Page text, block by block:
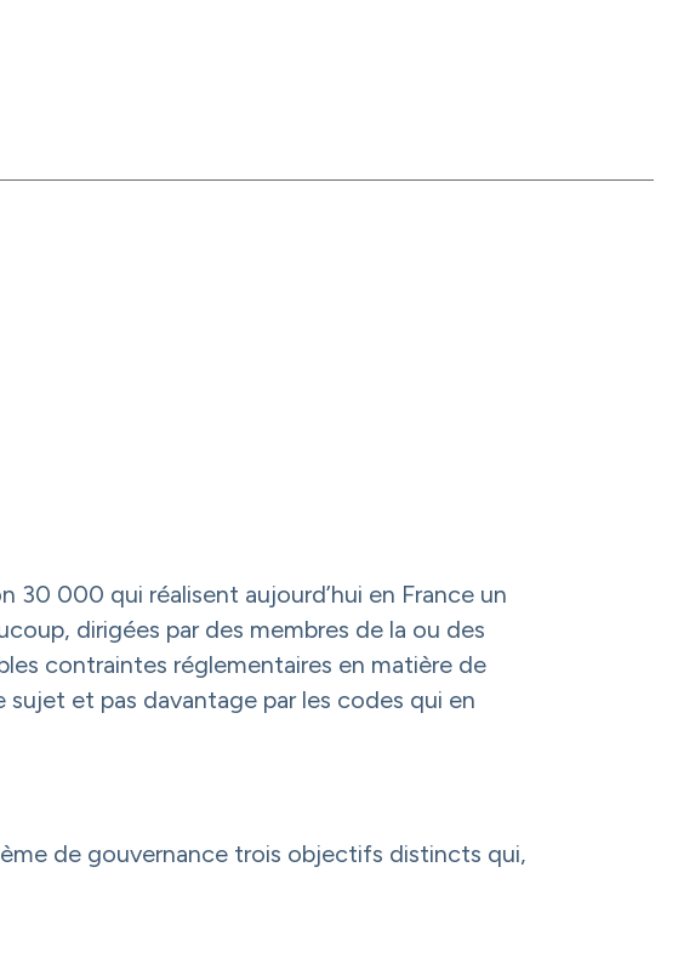
30 000 qui réalisent aujourd’hui en France un
dirigées par des membres de la ou des
contraintes réglementaires en matière de
et pas davantage par les codes qui en
de gouvernance trois objectifs distincts qui,